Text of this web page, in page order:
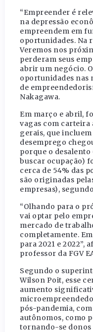
“Empreender é
na depressão
empreendem em
oportunidades. Na
Veremos nos
perderam seus
abrir um negócio.
oportunidades nas
de
Nakagawa.
Em março e abril,
vagas com carteira
gerais, que
desemprego
porque o desalento
buscar ocupação)
cerca de 54% das
são originadas
empresas),
“Olhando para o
vai optar pelo
mercado de
completamente.
para 2021 e 2022”,
professor da FGV
Segundo o
Wilson Poit, esse
aumento
pós-pandemia,
autônomos, como
tornando-se donos